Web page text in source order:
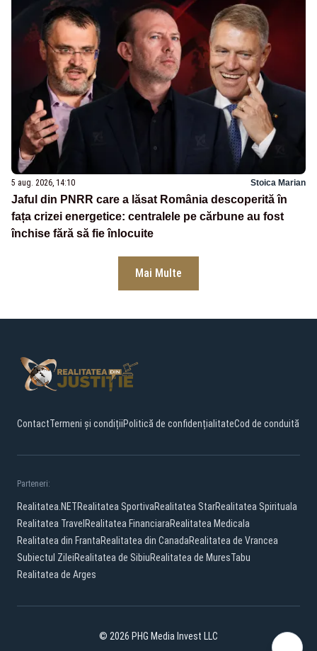
5 aug. 2026, 14:10 Stoica Marian
Jaful din PNRR care a lăsat România descoperită în
fața crizei energetice: centralele pe cărbune au fost
închise fără să fie înlocuite
Mai Multe
ContactTermeni și condițiiPolitică de confidențialitateCod de conduită
Parteneri:
Realitatea.NETRealitatea SportivaRealitatea StarRealitatea Spirituala
Realitatea Travel Realitatea FinanciaraRealitatea Medicala
Realitatea din FrantaRealitatea din CanadaRealitatea de Vrancea
Subiectul ZileiRealitatea de SibiuRealitatea de MuresTabu
Realitatea de Arges
© 2026 PHG Media Invest LLC